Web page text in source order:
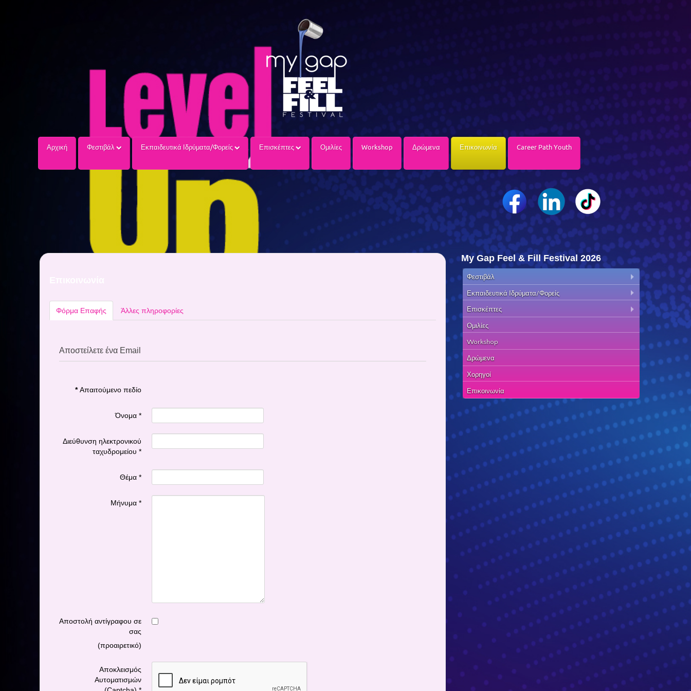
Αρχική Φεστιβάλ Εκπαιδευτικά Ιδρύματα/Φορείς Επισκέπτες Ομιλίες Workshop Δρώμενα Επικοινωνία Career Path Youth
Φόρμα Επαφής Άλλες πληροφορίες
Αποστείλετε ένα Email
*Απαιτούμενο πεδίο
Όνομα *
Διεύθυνση ηλεκτρονικού
ταχυδρομείου *
Θέμα *
Μήνυμα *
Αποστολή αντίγραφου σε
σας
(προαιρετικό)
Αποκλεισμός
Αυτοματισμών
My Gap Feel & Fill Festival 2026
Φεστιβάλ
Εκπαιδευτικά Ιδρύματα/Φορείς
Επισκέπτες
Ομιλίες
Workshop
Δρώμενα
Χορηγοί
Επικοινωνία